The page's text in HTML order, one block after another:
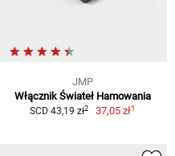
JMP
Włącznik Świateł Hamowania
SCD 43,19 zł2 37,05 zł1